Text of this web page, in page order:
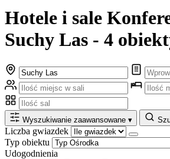
Hotele i sale
Suchy Las - 4
Wyszukiwanie zaawansowane ▾
Liczba gwiazdek
Typ obiektu
Udogodnienia